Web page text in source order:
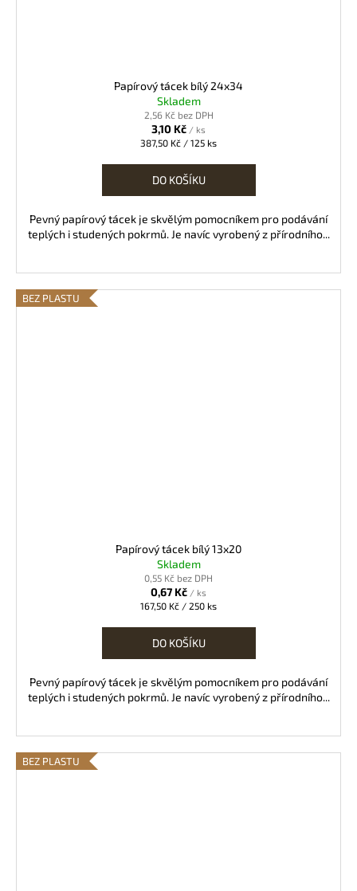
Papírový tácek bílý 24x34
Skladem
2,56 Kč bez DPH
3,10 Kč / ks
Měrná
387,50 Kč / 125 ks
DO KOŠÍKU
Pevný papírový tácek je skvělým pomocníkem pro podávání
teplých i studených pokrmů. Je navíc vyrobený z přírodního...
BEZ PLASTU
Papírový tácek bílý 13x20
Skladem
0,55 Kč bez DPH
0,67 Kč / ks
Měrná
167,50 Kč / 250 ks
DO KOŠÍKU
Pevný papírový tácek je skvělým pomocníkem pro podávání
teplých i studených pokrmů. Je navíc vyrobený z přírodního...
BEZ PLASTU